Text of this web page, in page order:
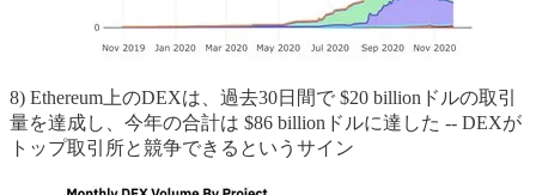
8) Ethereum上のDEXは、過去30日間で $20 billionドルの取引
量を達成し、今年の合計は $86 billionドルに達した -- DEXが
トップ取引所と競争できるというサイン